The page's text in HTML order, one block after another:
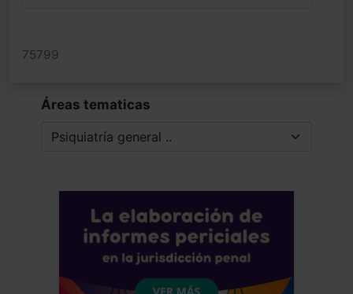
75799
Áreas tematicas